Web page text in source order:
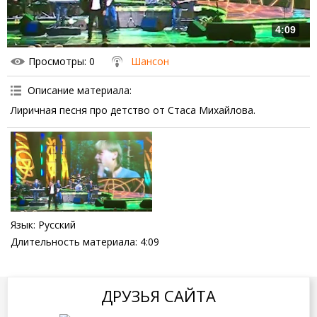
4:09
Просмотры: 0 Шансон
Описание материала:
Лиричная песня про детство от Стаса Михайлова.
Язык: Русский
Длительность материала: 4:09
ДРУЗЬЯ САЙТА